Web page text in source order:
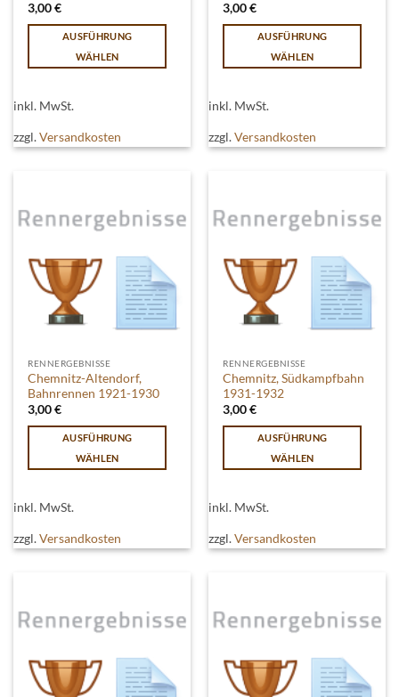
3,00€
AUSFÜHRUNG
WÄHLEN
weist
mehrere
Varianten
Optionen
können
der
Produktseite
gewählt
werden
inkl. MwSt.
zzgl.Versandkosten
3,00€
AUSFÜHRUNG
WÄHLEN
weist
mehrere
Varianten
Optionen
können
der
Produktseite
gewählt
werden
inkl. MwSt.
zzgl.Versandkosten
RENNERGEBNISSE
Chemnitz-Altendorf,
Bahnrennen 1921-1930
3,00€
AUSFÜHRUNG
WÄHLEN
weist
mehrere
Varianten
Optionen
können
der
Produktseite
inkl. MwSt.
zzgl.Versandkosten
RENNERGEBNISSE
Chemnitz, Südkampfbahn
1931-1932
3,00€
AUSFÜHRUNG
WÄHLEN
weist
mehrere
Varianten
Optionen
können
der
Produktseite
inkl. MwSt.
zzgl.Versandkosten